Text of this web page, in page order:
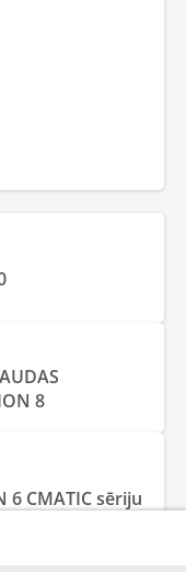
8
6 CMATIC sēriju